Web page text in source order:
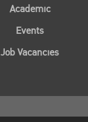
Academic
Events
Job Vacancies